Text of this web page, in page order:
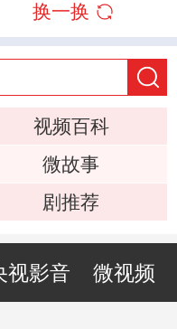
换一换
视频百科
微故事
剧推荐
视影音 微视频